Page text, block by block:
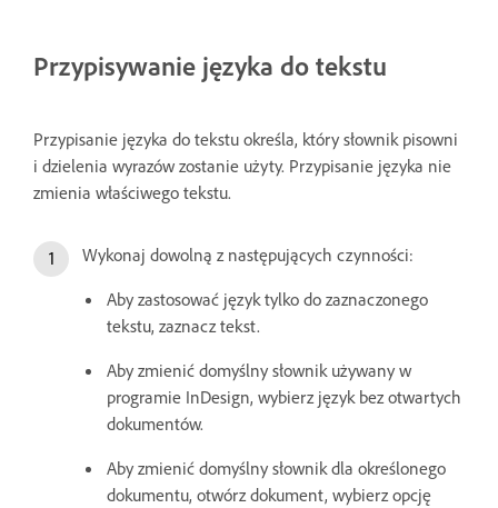
Przypisywanie języka do tekstu
Przypisanie języka do tekstu określa, który słownik pisowni
i dzielenia wyrazów zostanie użyty. Przypisanie języka nie
zmienia właściwego tekstu.
Wykonaj dowolną z następujących czynności:
Aby zastosować język tylko do zaznaczonego
tekstu, zaznacz tekst.
Aby zmienić domyślny słownik używany w
programie InDesign, wybierz język bez otwartych
dokumentów.
Aby zmienić domyślny słownik dla określonego
dokumentu, otwórz dokument, wybierz opcję